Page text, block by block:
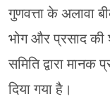
गुणवत्ता के अलावा
भोग और प्रसाद की
समिति द्वारा
दिया गया है।